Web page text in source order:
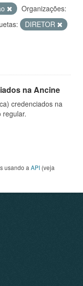
Organizações:
DIRETOR
na Ancine
credenciados na
regular.
usando a API (veja